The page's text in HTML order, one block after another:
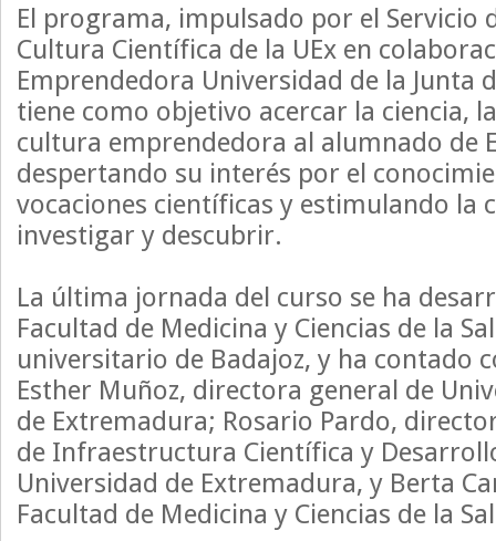
El programa, impulsado por el Servicio
Cultura Científica de la UEx en
Emprendedora Universidad de la Junta
tiene como objetivo acercar la ciencia,
cultura emprendedora al alumnado de
despertando su interés por el
vocaciones científicas y estimulando la
investigar y descubrir.
La última jornada del curso se ha
Facultad de Medicina y Ciencias de la
universitario de Badajoz, y ha contado
Esther Muñoz, directora general de
de Extremadura; Rosario Pardo,
de Infraestructura Científica y
Universidad de Extremadura, y Berta
Facultad de Medicina y Ciencias de la